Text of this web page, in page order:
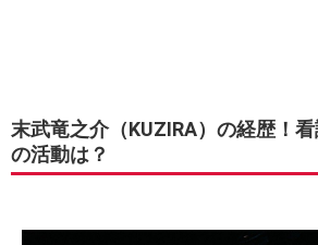
末武竜之介（KUZIRA）の経歴！
の活動は？